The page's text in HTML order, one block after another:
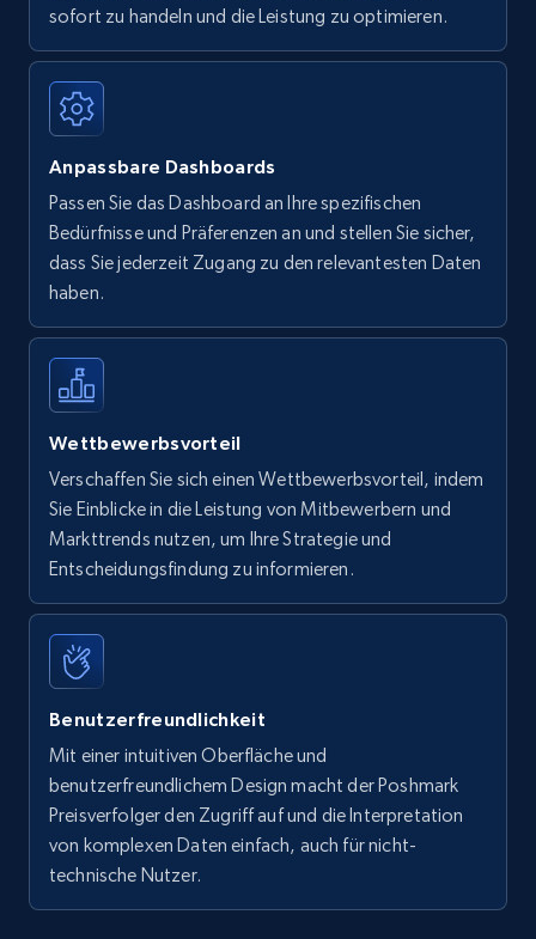
sofort zu handeln und die Leistung zu optimieren.
Anpassbare Dashboards
Passen Sie das Dashboard an Ihre spezifischen
Bedürfnisse und Präferenzen an und stellen Sie sicher,
dass Sie jederzeit Zugang zu den relevantesten Daten
haben.
Wettbewerbsvorteil
Verschaffen Sie sich einen Wettbewerbsvorteil, indem
Sie Einblicke in die Leistung von Mitbewerbern und
Markttrends nutzen, um Ihre Strategie und
Entscheidungsfindung zu informieren.
Benutzerfreundlichkeit
Mit einer intuitiven Oberfläche und
benutzerfreundlichem Design macht der Poshmark
Preisverfolger den Zugriff auf und die Interpretation
von komplexen Daten einfach, auch für nicht-
technische Nutzer.